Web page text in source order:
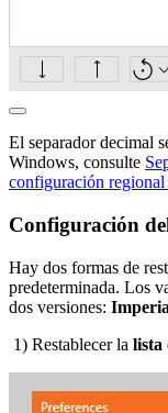
El separador decimal
Windows, consulte
configuración
Configuración
Hay dos formas de
predeterminada. Los
dos versiones:
1) Restablecer la lista